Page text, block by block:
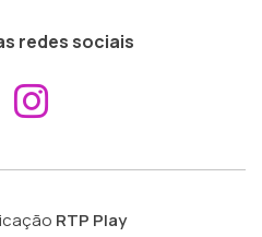
redes sociais
Aceder ao
RTP Play